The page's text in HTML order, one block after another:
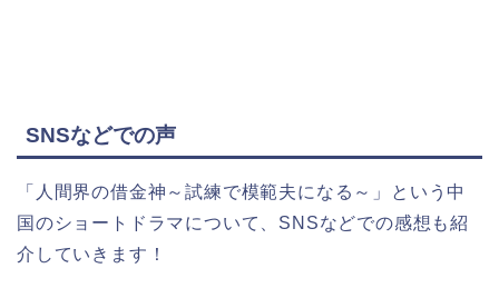
SNSなどでの声
「人間界の借金神～試練で模範夫になる～」という中
国のショートドラマについて、 SNSなどでの感想も紹
介していきます！